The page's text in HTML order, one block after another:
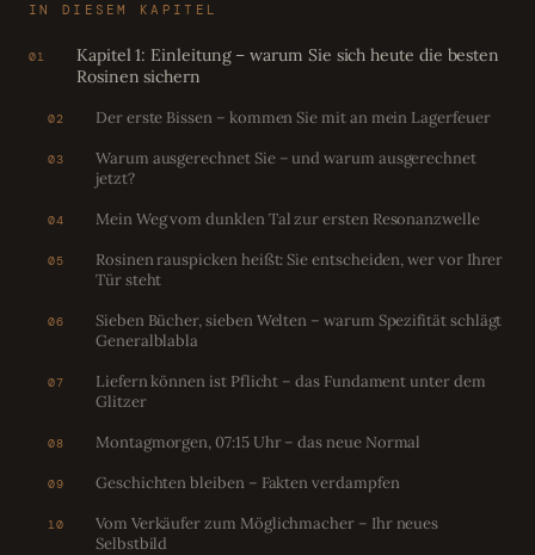
IN DIESEM KAPITEL
01
Kapitel 1: Einleitung – warum Sie sich heute die besten
Rosinen sichern
02 Der erste Bissen – kommen Sie mit an mein Lagerfeuer
03
Warum ausgerechnet Sie – und warum ausgerechnet
jetzt?
04 Mein Weg vom dunklen Tal zur ersten Resonanzwelle
05
Rosinen rauspicken heißt: Sie entscheiden, wer vor Ihrer
Tür steht
06
Sieben Bücher, sieben Welten – warum Spezifität schlägt
General­blabla
07
Liefern können ist Pflicht – das Fundament unter dem
Glitzer
08 Montagmorgen, 07:15 Uhr – das neue Normal
09 Geschichten bleiben – Fakten verdampfen
10
Vom Verkäufer zum Möglichmacher – Ihr neues
Selbstbild